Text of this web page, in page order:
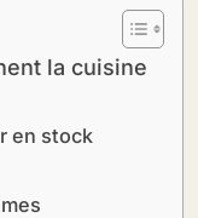
la cuisine
en stock